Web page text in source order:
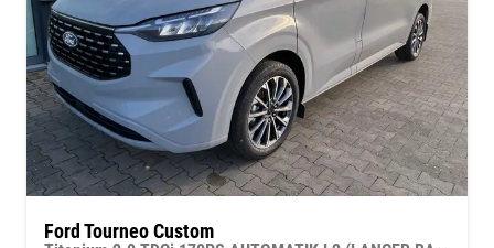
Ford Tourneo Custom